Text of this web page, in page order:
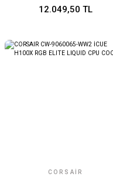
SOĞUTUCUSU (Intel 1700
Intel 2066 AMD AM4 AMD
AM5 AMD Str4)
12.049,50 TL
CORSAIR